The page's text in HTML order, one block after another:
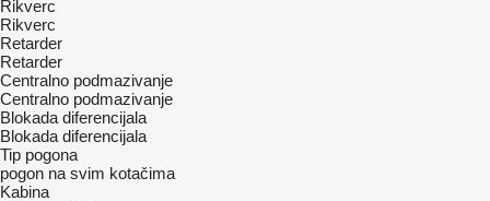
Rikverc
Rikverc
Retarder
Retarder
Centralno podmazivanje
Centralno podmazivanje
Blokada diferencijala
Blokada diferencijala
Tip pogona
pogon na svim kotačima
Kabina